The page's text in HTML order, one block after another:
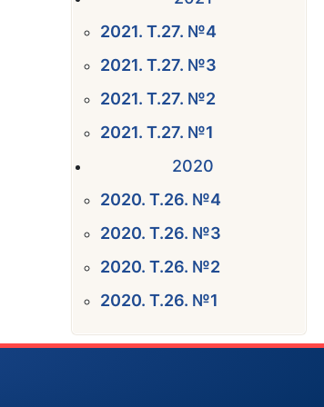
2021. Т.27. №4
2021. Т.27. №3
2021. Т.27. №2
2021. Т.27. №1
2020
2020. Т.26. №4
2020. Т.26. №3
2020. Т.26. №2
2020. Т.26. №1